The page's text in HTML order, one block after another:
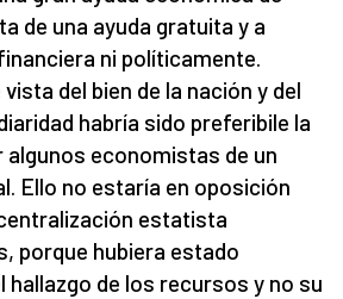
de una ayuda gratuita y a
ni políticamente.
del bien de la nación y del
habría sido preferibile la
algunos economistas de un
Ello no estaría en oposición
estatista
porque hubiera estado
hallazgo de los recursos y no su